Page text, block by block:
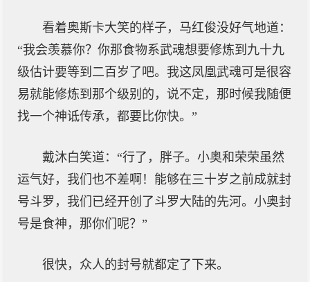
看着奥斯卡大笑的样子，马红俊没好气地道：
“我会羡慕你？你那食物系武魂想要修炼到九十九
级估计要等到二百岁了吧。我这凤凰武魂可是很容
易就能修炼到那个级别的，说不定，那时候我随便
找一个神诋传承，都要比你快。”
戴沐白笑道：“行了，胖子。小奥和荣荣虽然
运气好，我们也不差啊！能够在三十岁之前成就封
号斗罗，我们已经开创了斗罗大陆的先河。小奥封
号是食神，那你们呢？”
很快，众人的封号就都定了下来。